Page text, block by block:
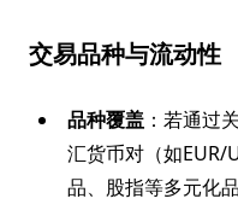
交易品种与流动性
品种覆盖 ：若通过
汇货币对（如EUR/
品、股指等多元化